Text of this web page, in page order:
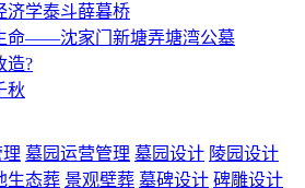
济学泰斗薛暮桥
命——沈家门新塘弄塘湾公墓
造?
秋
墓园运营管理 墓园设计 陵园设计
生态葬 景观壁葬 墓碑设计 碑雕设计